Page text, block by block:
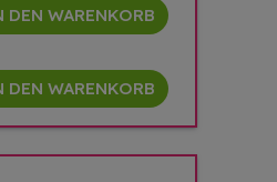
DEN WARENKORB
DEN WARENKORB